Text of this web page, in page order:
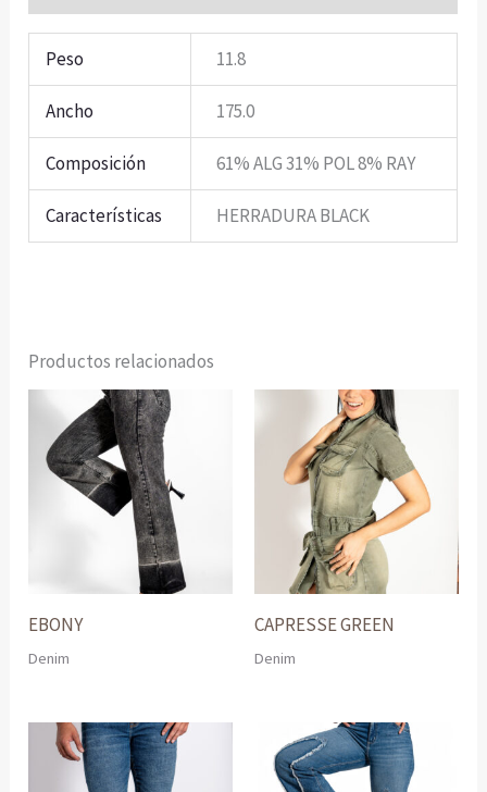
Peso 11.8
Ancho 175.0
Composición 61% ALG 31% POL 8% RAY
Características HERRADURA BLACK
Productos relacionados
EBONY
Denim
CAPRESSE GREEN
Denim